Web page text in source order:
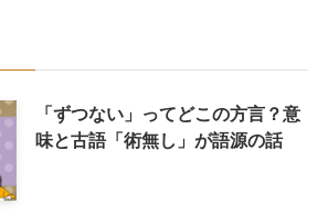
「ずつない」ってどこの方言？意
味と古語「術無し」が語源の話